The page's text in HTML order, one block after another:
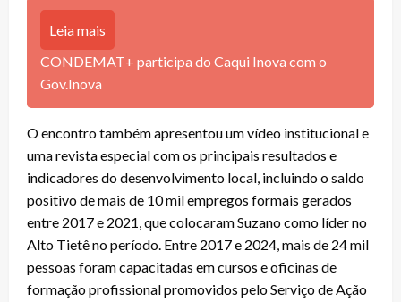
Leia mais
CONDEMAT+ participa do Caqui Inova com o
Gov.Inova
O encontro também apresentou um vídeo institucional e
uma revista especial com os principais resultados e
indicadores do desenvolvimento local, incluindo o saldo
positivo de mais de 10 mil empregos formais gerados
entre 2017 e 2021, que colocaram Suzano como líder no
Alto Tietê no período. Entre 2017 e 2024, mais de 24 mil
pessoas foram capacitadas em cursos e oficinas de
formação profissional promovidos pelo Serviço de Ação